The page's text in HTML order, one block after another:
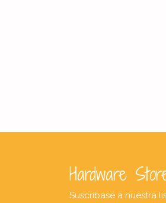
Hardware
Suscríbase a nuestra